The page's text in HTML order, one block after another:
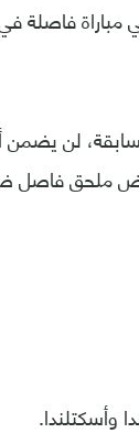
مباراة
لن يضمن
ملحق فاصل
وأسكتلندا.